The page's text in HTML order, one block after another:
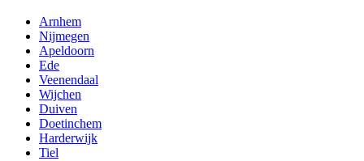
Arnhem
Nijmegen
Apeldoorn
Ede
Veenendaal
Wijchen
Duiven
Doetinchem
Harderwijk
Tiel